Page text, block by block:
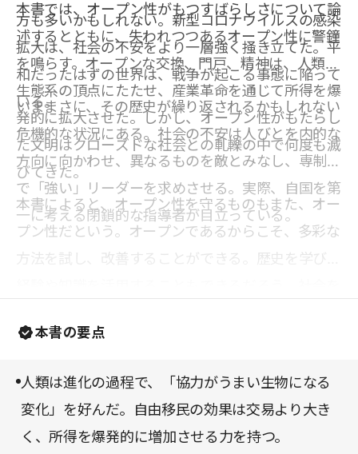
方も多いかもしれない。新型コロナウイルスの感染
拡大は、社会の不安をより一層強く掻き立てた。平
和だったはずの世界は、戦争が起こる事態に陥って
いる。
本書では、オープン性がもつすばらしさについて論
述するとともに、失われつつあるオープン性に警鐘
を鳴らす。オープンな交換、門戸、精神は、人類を
生態系の頂点にたたせ、産業革命を通じて所得を爆
発的に拡大させた。しかし、オープン性がもたらし
た文明はクローズドな社会との軋轢の中で何度も滅
びてきた。
いままさに、その歴史が繰り返されるかもしれない
危機的な状況にある。社会の不安は人びとを内的な
方向に向かわせ、異なるものを敵とみなし、専制的
で「強い」リーダーを求めさせる。実際、自国を第
一に考える閉鎖的な指導者が目立っている。
本書によると、オープン性を守るものもまた、オー
プン性だという。オープンであるからこそ、多彩な
方法を試し、改善することができる。歴史を学び、
ことが重要なのだ。社会が閉鎖的な状況にある今こ
人ひとりができることを考えるきっかけとしていた
だきたい。
本書の要点
人類は進化の過程で、「協力がうまい生物になる
変化」を好んだ。自由移民の効果は交易より大き
く、所得を爆発的に増加させる力を持つ。